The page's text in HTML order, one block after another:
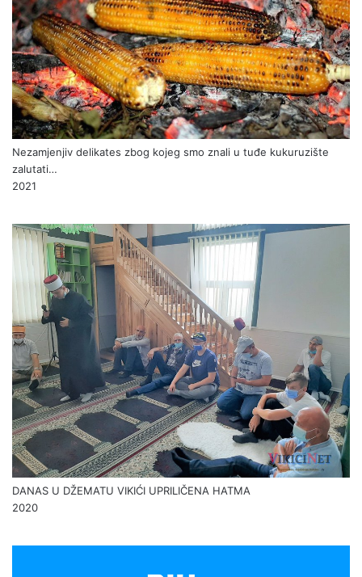
“IZAČIĆU, PONOSAN MI BUDI” – 31. TRADICIONALNA
MANIFESTACIJA
2023
Nezamjenjiv delikates zbog kojeg smo znali u tuđe kukuruzište
zalutati…
2021